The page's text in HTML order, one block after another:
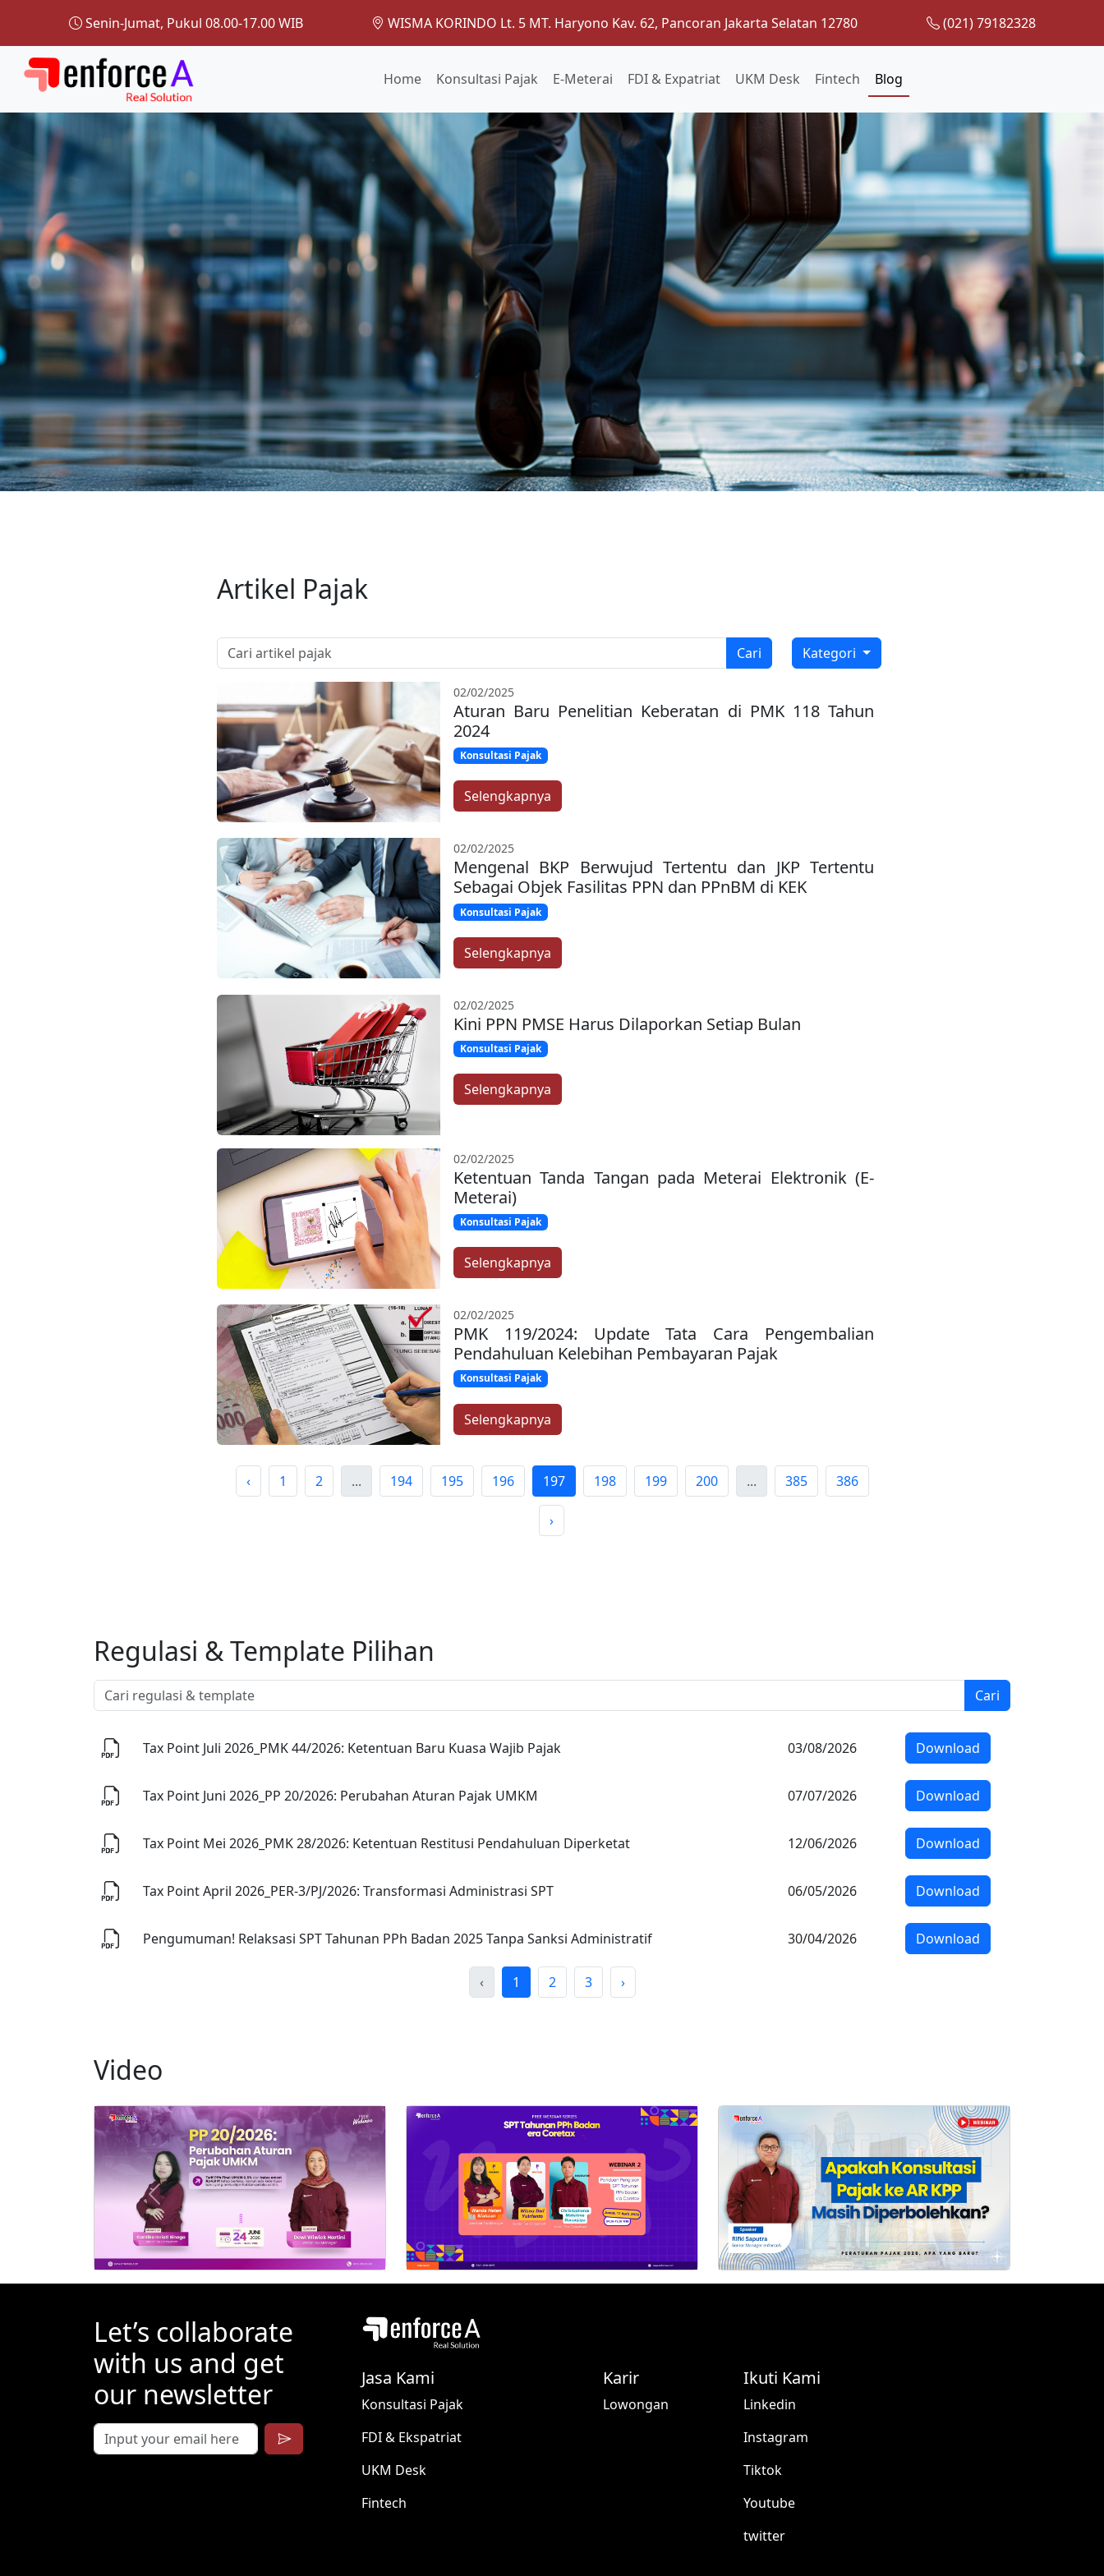
Senin-Jumat, Pukul 08.00-17.00 WIB WISMA KORINDO Lt. 5 MT. Haryono Kav. 62, Pancoran Jakarta Selatan 12780 (021) 79182328
Home Konsultasi Pajak E-Meterai FDI & Expatriat UKM Desk Fintech Blog
Artikel Pajak
Cari Kategori
02/02/2025
Aturan Baru Penelitian Keberatan di PMK 118 Tahun
2024
Konsultasi Pajak
Selengkapnya
02/02/2025
Mengenal BKP Berwujud Tertentu dan JKP Tertentu
Sebagai Objek Fasilitas PPN dan PPnBM di KEK
Konsultasi Pajak
Selengkapnya
02/02/2025
Kini PPN PMSE Harus Dilaporkan Setiap Bulan
Konsultasi Pajak
Selengkapnya
02/02/2025
Ketentuan Tanda Tangan pada Meterai Elektronik (E-
Meterai)
Konsultasi Pajak
Selengkapnya
02/02/2025
PMK 119/2024: Update Tata Cara Pengembalian
Pendahuluan Kelebihan Pembayaran Pajak
Konsultasi Pajak
Selengkapnya
‹ 1 2 ... 194 195 196 197 198 199 200 ... 385 386
›
Regulasi & Template Pilihan
Cari
Tax Point Juli 2026_PMK 44/2026: Ketentuan Baru Kuasa Wajib Pajak 03/08/2026 Download
Tax Point Juni 2026_PP 20/2026: Perubahan Aturan Pajak UMKM 07/07/2026 Download
Tax Point Mei 2026_PMK 28/2026: Ketentuan Restitusi Pendahuluan Diperketat 12/06/2026 Download
Tax Point April 2026_PER-3/PJ/2026: Transformasi Administrasi SPT 06/05/2026 Download
Pengumuman! Relaksasi SPT Tahunan PPh Badan 2025 Tanpa Sanksi Administratif 30/04/2026 Download
‹ 1 2 3 ›
Video
Previous Next
Let’s collaborate
with us and get
our newsletter
© Copyright2026 . All Rights
Reserved.
Konsultasi Pajak
FDI & Ekspatriat
Fintech
Karir
Lowongan
Ikuti Kami
Linkedin
Instagram
twitter